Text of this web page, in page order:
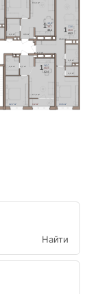
4,4 м² 4,6 м²
15,6 м²
1
12,1
36,7
40,1
13,6 м²
4,6 м²
16,8 м²
8,7 м²
2,3 м²
1
13,6
46,0
49,2
3,2 м²
12,7 м²
4,8 м²
17,0 м²
4,7 м² 1
12,7
39,2
42,4
Найти